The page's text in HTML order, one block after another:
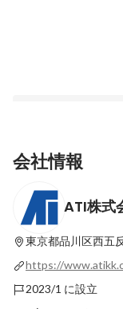
「報酬や環境だけで
の価値」〜継続的パ
由〜（後編）
最新順で表示
会社情報
ATI株式
東京都品川区西五
https://
2023/1 に設立